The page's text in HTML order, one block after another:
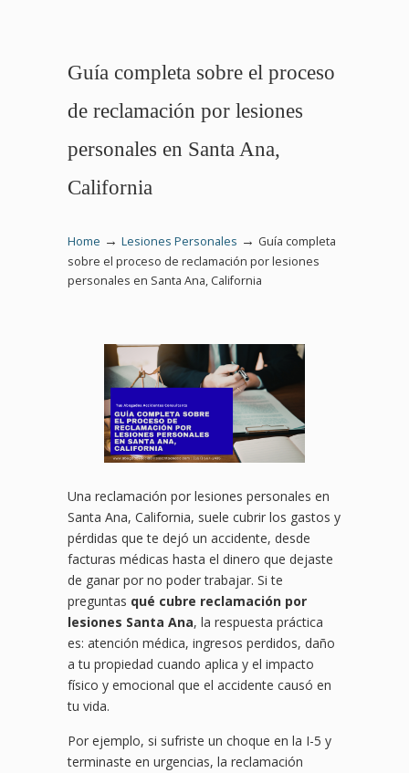
Guía completa sobre el proceso
de reclamación por lesiones
personales en Santa Ana,
California
Home → Lesiones Personales → Guía completa
sobre el proceso de reclamación por lesiones
personales en Santa Ana, California
Una reclamación por lesiones personales en
Santa Ana, California, suele cubrir los gastos y
pérdidas que te dejó un accidente, desde
facturas médicas hasta el dinero que dejaste
de ganar por no poder trabajar. Si te
preguntas qué cubre reclamación por
lesiones Santa Ana, la respuesta práctica
es: atención médica, ingresos perdidos, daño
a tu propiedad cuando aplica y el impacto
físico y emocional que el accidente causó en
tu vida.
Por ejemplo, si sufriste un choque en la I-5 y
terminaste en urgencias, la reclamación